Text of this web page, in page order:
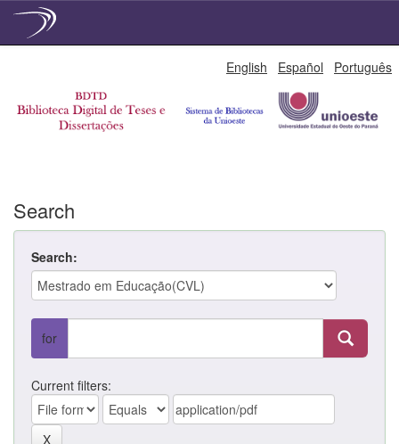
English Español Português
Search
Search:
for
Current filters: